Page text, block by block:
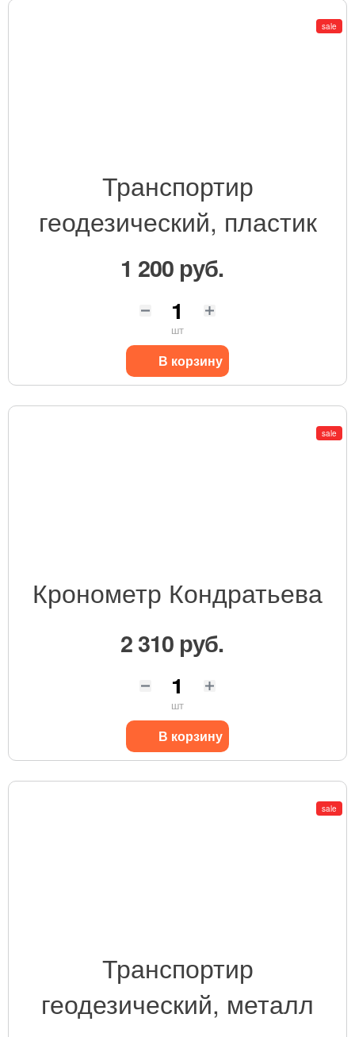
sale
Транспортир
геодезический, пластик
1 200 руб.
шт
В корзину
sale
Кронометр Кондратьева
2 310 руб.
шт
В корзину
sale
Транспортир
геодезический, металл